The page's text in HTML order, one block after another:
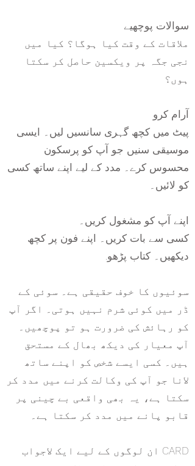
سوالات پوچھیے
ملاقات کے وقت کیا ہوگا؟ کیا میں
نجی جگہ پر ویکسین حاصل کر سکتا
ہوں؟
آرام کرو
پیٹ میں کچھ گہری سانسیں لیں۔ ایسی
موسیقی سنیں جو آپ کو پرسکون
محسوس کرے۔ مدد کے لیے اپنے ساتھ کسی
کو لائیں۔
اپنے آپ کو مشغول کریں۔
کسی سے بات کریں۔ اپنے فون پر کچھ
دیکھیں۔ کتاب پڑھو.
سوئیوں کا خوف حقیقی ہے۔ سوئی کے
ڈر میں کوئی شرم نہیں ہوتی۔ اگر آپ
کو رہائش کی ضرورت ہو تو پوچھیں۔
آپ معیار کی دیکھ بھال کے مستحق
ہیں۔ کسی ایسے شخص کو اپنے ساتھ
لانا جو آپ کی وکالت کرنے میں مدد کر
سکتا ہے، یہ بھی واقعی بے چینی پر
قابو پانے میں مدد کر سکتا ہے۔
CARD ان لوگوں کے لیے ایک لاجواب